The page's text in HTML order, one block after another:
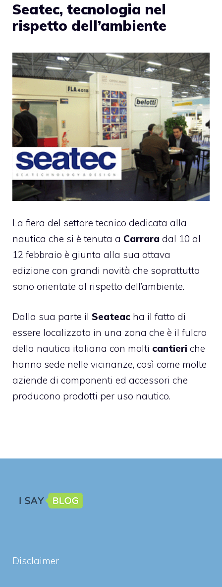
Seatec, tecnologia nel
rispetto dell’ambiente
La fiera del settore tecnico dedicata alla
nautica che si è tenuta a Carrara dal 10 al
12 febbraio è giunta alla sua ottava
edizione con grandi novità che soprattutto
sono orientate al rispetto dell’ambiente.
Dalla sua parte il Seateac ha il fatto di
essere localizzato in una zona che è il fulcro
della nautica italiana con molti cantieri che
hanno sede nelle vicinanze, così come molte
aziende di componenti ed accessori che
producono prodotti per uso nautico.
Disclaimer